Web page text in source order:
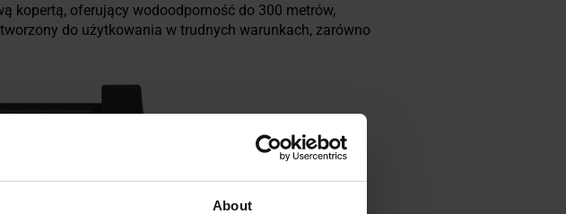
About
kopertą, oferujący wodoodporność do 300 metrów,
do użytkowania w trudnych warunkach, zarówno